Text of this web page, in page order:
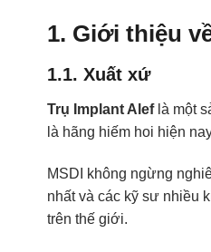
1. Giới thiệu
1.1. Xuất xứ
Trụ Implant Aleflà một
là hãng hiếm hoi hiện
MSDI không ngừng
nhất và các kỹ sư nhiều
trên thế giới.